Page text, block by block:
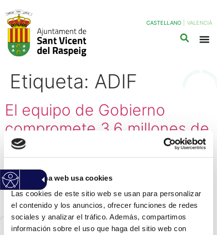
Esta página web usa cookies
Las cookies de este sitio web se usan para personalizar
el contenido y los anuncios, ofrecer funciones de redes
sociales y analizar el tráfico. Además, compartimos
información sobre el uso que haga del sitio web con
CASTELLANO VALENCIÀ
Etiqueta: ADIF
El equipo de Gobierno
compromete 3,6 millones de
euros para nuevas
inversiones y anuncia la
construcción de dos nuevos
pasos soterrados